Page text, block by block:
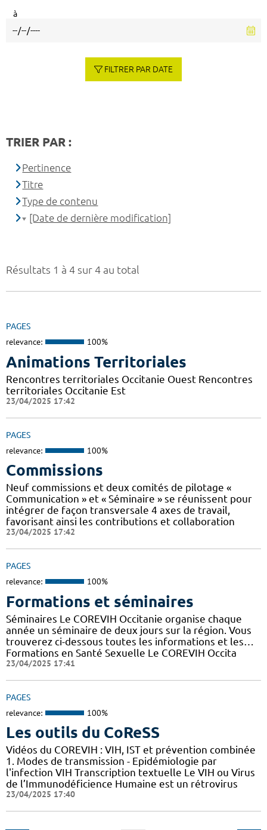
Résultats 1 à 4 sur 4 au total
PAGES
relevance: 100%
Animations Territoriales
Rencontres territoriales Occitanie Ouest Rencontres
territoriales Occitanie Est
23/04/2025 17:42
PAGES
relevance: 100%
Commissions
Neuf commissions et deux comités de pilotage «
Communication » et « Séminaire » se réunissent pour
intégrer de façon transversale 4 axes de travail,
favorisant ainsi les contributions et collaboration
23/04/2025 17:42
PAGES
relevance: 100%
Formations et séminaires
Séminaires Le COREVIH Occitanie organise chaque
année un séminaire de deux jours sur la région. Vous
trouverez ci-dessous toutes les informations et les…
Formations en Santé Sexuelle Le COREVIH Occita
23/04/2025 17:41
PAGES
relevance: 100%
Les outils du CoReSS
Vidéos du COREVIH : VIH, IST et prévention combinée
1. Modes de transmission - Epidémiologie par
l'infection VIH Transcription textuelle Le VIH ou Virus
de l’Immunodéficience Humaine est un rétrovirus
23/04/2025 17:40
à
FILTRER PAR DATE
TRIER PAR :
Pertinence
Titre
Type de contenu
[Date de dernière modification]